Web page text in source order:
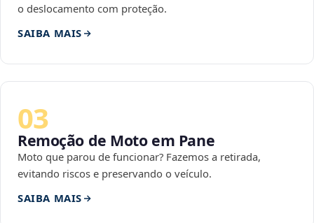
o deslocamento com proteção.
SAIBA MAIS
03
Remoção de Moto em Pane
Moto que parou de funcionar? Fazemos a retirada,
evitando riscos e preservando o veículo.
SAIBA MAIS